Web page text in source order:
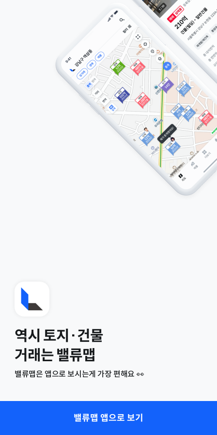
역시 토지·건물
거래는 밸류맵
밸류맵은 앱으로 보시는게 가장 편해요 👀
밸류맵 앱으로 보기